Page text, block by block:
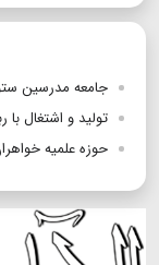
جامعه مدرسین
تولید و اشتغال
حوزه علمیه